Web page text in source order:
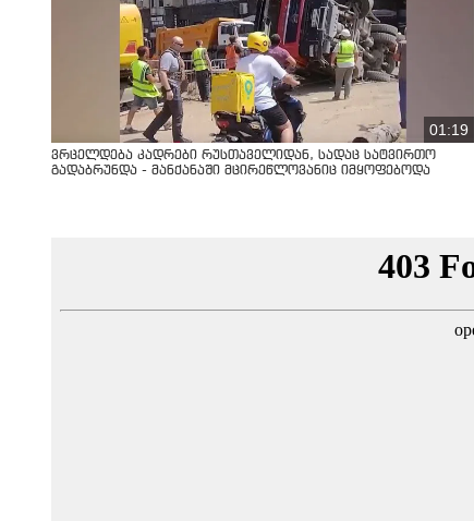
01:19
ვრცელდება კადრები რუსთაველიდან, სადაც სატვირთო
გადაბრუნდა - მანქანაში მცირეწლოვანიც იმყოფებოდა